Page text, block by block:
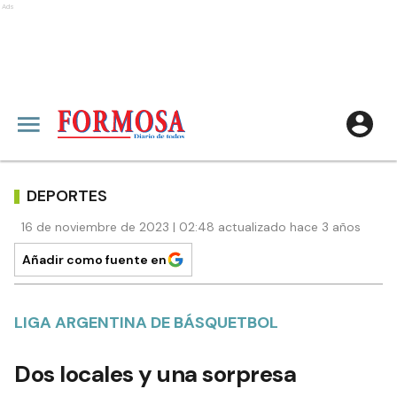
Ads
DEPORTES
16 de noviembre de 2023 | 02:48 actualizado hace 3 años
Añadir como fuente en
LIGA ARGENTINA DE BÁSQUETBOL
Dos locales y una sorpresa